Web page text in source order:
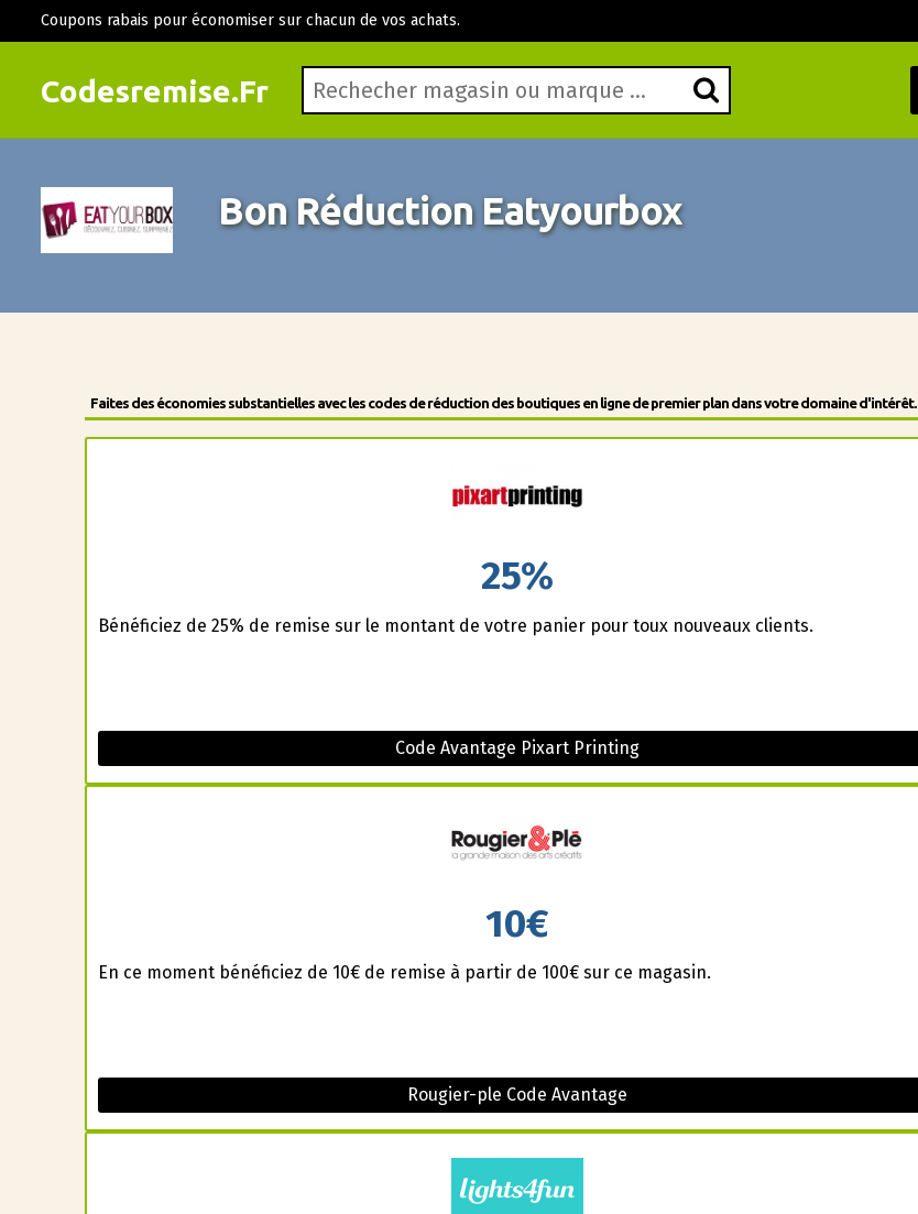
Codesremise.Fr
Coupons rabais pour économiser sur chacun de vos achats.
Bon Réduction Eatyourbox
Faites des économies substantielles avec les codes de réduction des boutiques en ligne de premier plan dans votre domaine d'intérêt.
25%
Bénéficiez de 25% de remise sur le montant de votre panier pour toux nouveaux clients.
Code Avantage Pixart Printing
10€
En ce moment bénéficiez de 10€ de remise à partir de 100€ sur ce magasin.
Rougier-ple Code Avantage